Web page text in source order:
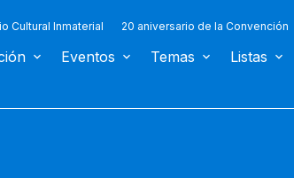
Cultural Inmaterial 20 aniversario de la Convención
Eventos Temas Listas